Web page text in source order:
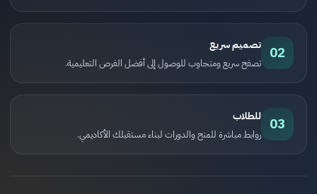
02 تصميم سريع
تصفح سريع ومتجاوب للوصول إلى أفضل الفرص التعليمية.
03 للطلاب
روابط مباشرة للمنح والدورات لبناء مستقبلك الأكاديمي.